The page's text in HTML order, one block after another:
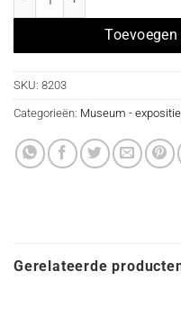
SKU: 8203
Categorieën: Museum -
Gerelateerde